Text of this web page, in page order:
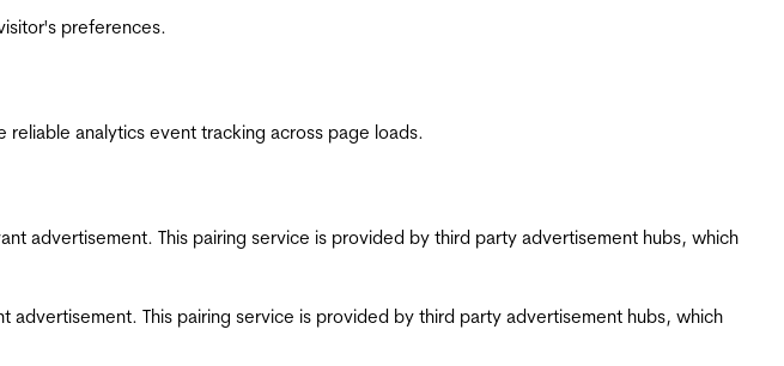
preferences.
analytics event tracking across page loads.
advertisement. This pairing service is provided by third party advertisement hubs, which
This pairing service is provided by third party advertisement hubs, which